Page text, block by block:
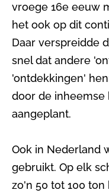
vroege 16e eeuw
het ook op dit
Daar verspreidde
snel dat andere
'ontdekkingen'
door de inheemse
aangeplant.
Ook in Nederland
gebruikt. Op elk
zo'n 50 tot 100